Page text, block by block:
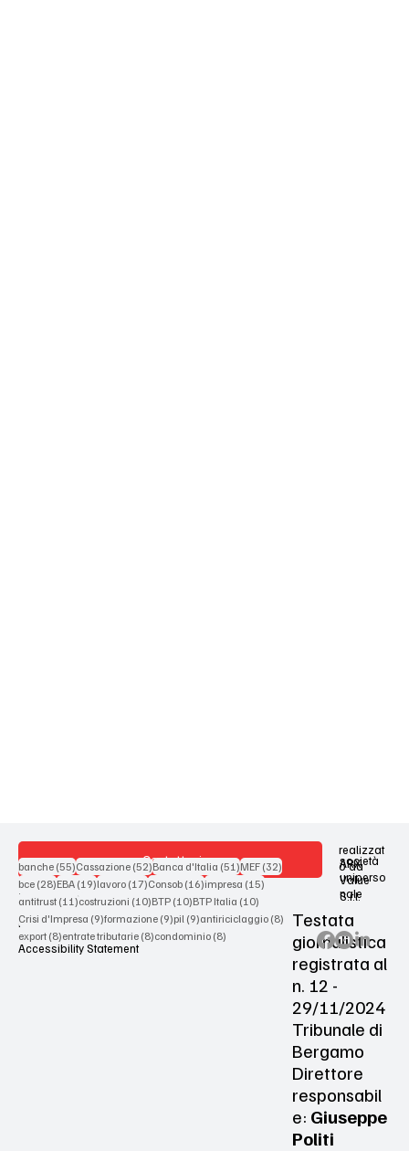
Contattaci
Terms & Conditions
Privacy Policy
Accessibility Statement
realizzat
o da
società
uniperso
nale
ARX
Value
S.r.l.
Testata
giornalistica
registrata al
n. 12 -
29/11/2024
Tribunale di
Bergamo
Direttore
responsabil
e: Giuseppe
Politi
banche (55)55 post
Cassazione (52)52 post
Banca d'Italia (51)51 post
MEF (32)32 post
bce (28)28 post
EBA (19)19 post
lavoro (17)17 post
Consob (16)16 post
impresa (15)15 post
antitrust (11)11 post
costruzioni (10)10 post
BTP (10)10 post
BTP Italia (10)10 post
Crisi d'Impresa (9)9 post
formazione (9)9 post
pil (9)9 post
antiriciclaggio (8)8 post
export (8)8 post
entrate tributarie (8)8 post
condominio (8)8 post